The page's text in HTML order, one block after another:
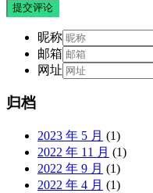
提交评论
昵称
邮箱
网址
归档
2023 年 5 月 (1)
2022 年 11 月 (1)
2022 年 9 月 (1)
2022 年 4 月 (1)